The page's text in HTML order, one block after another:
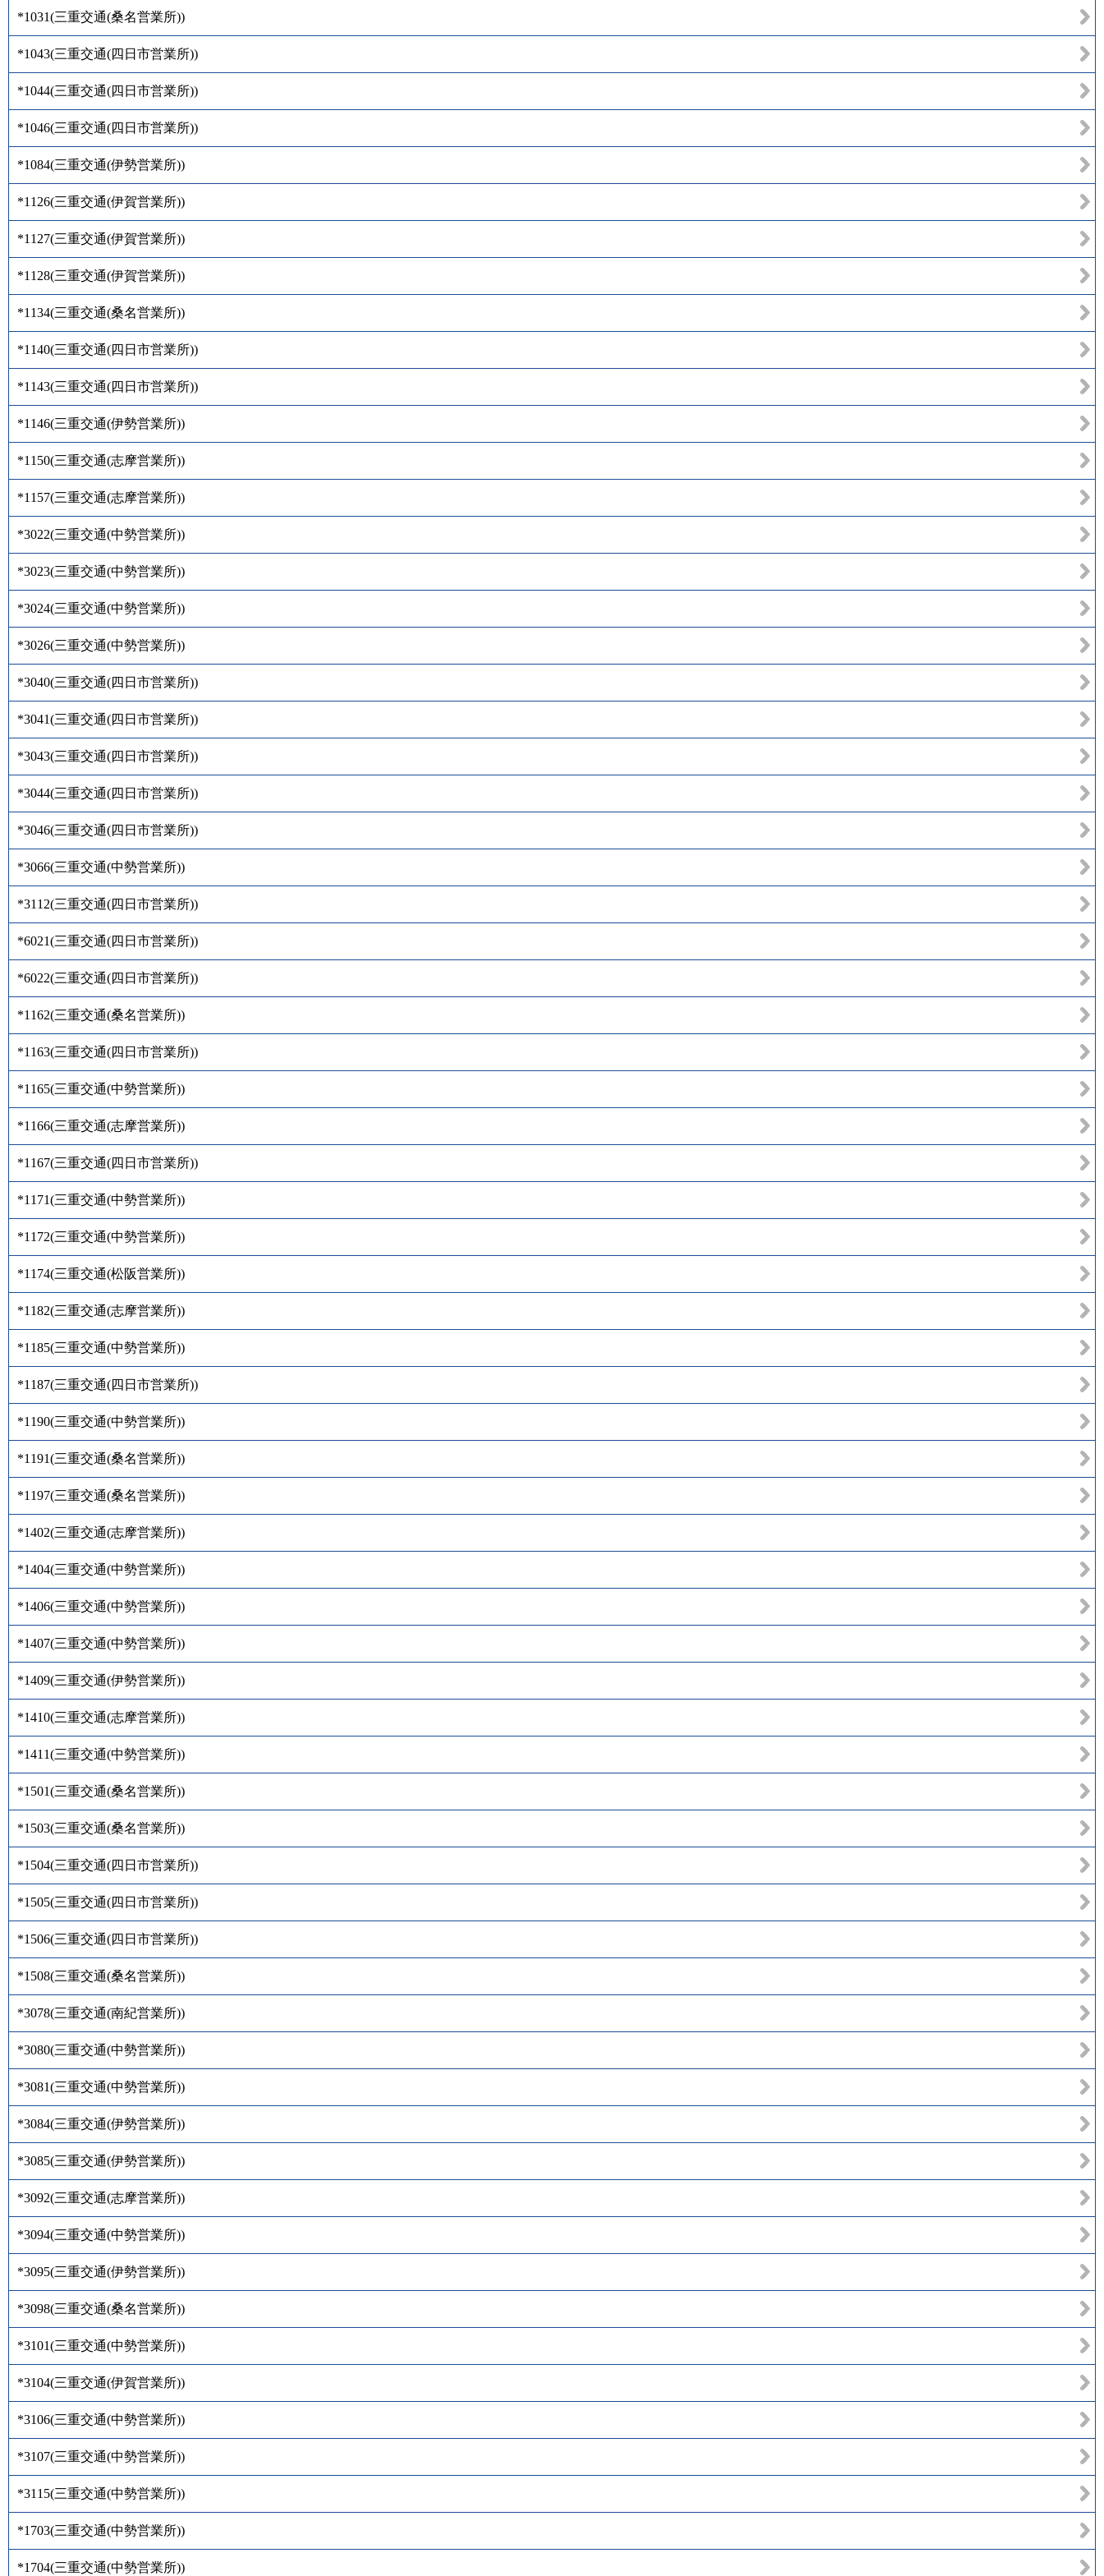
*1031(三重交通(桑名営業所))
*1043(三重交通(四日市営業所))
*1044(三重交通(四日市営業所))
*1046(三重交通(四日市営業所))
*1084(三重交通(伊勢営業所))
*1126(三重交通(伊賀営業所))
*1127(三重交通(伊賀営業所))
*1128(三重交通(伊賀営業所))
*1134(三重交通(桑名営業所))
*1140(三重交通(四日市営業所))
*1143(三重交通(四日市営業所))
*1146(三重交通(伊勢営業所))
*1150(三重交通(志摩営業所))
*1157(三重交通(志摩営業所))
*3022(三重交通(中勢営業所))
*3023(三重交通(中勢営業所))
*3024(三重交通(中勢営業所))
*3026(三重交通(中勢営業所))
*3040(三重交通(四日市営業所))
*3041(三重交通(四日市営業所))
*3043(三重交通(四日市営業所))
*3044(三重交通(四日市営業所))
*3046(三重交通(四日市営業所))
*3066(三重交通(中勢営業所))
*3112(三重交通(四日市営業所))
*6021(三重交通(四日市営業所))
*6022(三重交通(四日市営業所))
*1162(三重交通(桑名営業所))
*1163(三重交通(四日市営業所))
*1165(三重交通(中勢営業所))
*1166(三重交通(志摩営業所))
*1167(三重交通(四日市営業所))
*1171(三重交通(中勢営業所))
*1172(三重交通(中勢営業所))
*1174(三重交通(松阪営業所))
*1182(三重交通(志摩営業所))
*1185(三重交通(中勢営業所))
*1187(三重交通(四日市営業所))
*1190(三重交通(中勢営業所))
*1191(三重交通(桑名営業所))
*1197(三重交通(桑名営業所))
*1402(三重交通(志摩営業所))
*1404(三重交通(中勢営業所))
*1406(三重交通(中勢営業所))
*1407(三重交通(中勢営業所))
*1409(三重交通(伊勢営業所))
*1410(三重交通(志摩営業所))
*1411(三重交通(中勢営業所))
*1501(三重交通(桑名営業所))
*1503(三重交通(桑名営業所))
*1504(三重交通(四日市営業所))
*1505(三重交通(四日市営業所))
*1506(三重交通(四日市営業所))
*1508(三重交通(桑名営業所))
*3078(三重交通(南紀営業所))
*3080(三重交通(中勢営業所))
*3081(三重交通(中勢営業所))
*3084(三重交通(伊勢営業所))
*3085(三重交通(伊勢営業所))
*3092(三重交通(志摩営業所))
*3094(三重交通(中勢営業所))
*3095(三重交通(伊勢営業所))
*3098(三重交通(桑名営業所))
*3101(三重交通(中勢営業所))
*3104(三重交通(伊賀営業所))
*3106(三重交通(中勢営業所))
*3107(三重交通(中勢営業所))
*3115(三重交通(中勢営業所))
*1703(三重交通(中勢営業所))
*1704(三重交通(中勢営業所))